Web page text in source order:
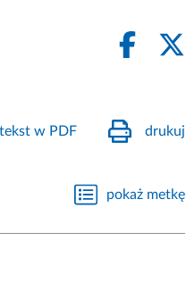
tekst w PDF drukuj
pokaż metkę